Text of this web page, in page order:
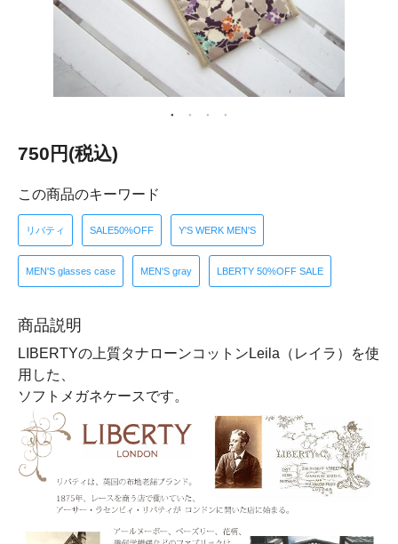
750円(税込)
この商品のキーワード
リバティ SALE50%OFF Y'S WERK MEN'S
MEN'S glasses case MEN'S gray LBERTY 50%OFF SALE
商品説明
LIBERTYの上質タナローンコットンLeila（レイラ）を使
用した、
ソフトメガネケースです。